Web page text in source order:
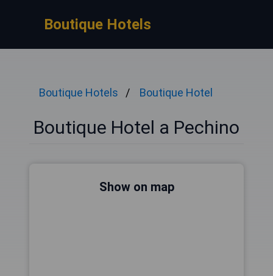
Boutique Hotels
Boutique Hotels Boutique Hotel
Boutique Hotel a Pechino
Show on map